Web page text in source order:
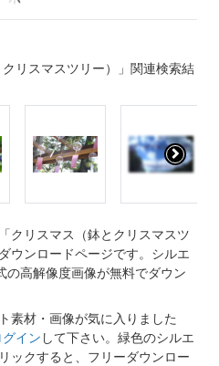
リスマスツリー）」関連検索結
クリスマス（鉢とクリスマスツ
ウンロードページです。シルエ
の高解像度画像が無料でダウン
素材・画像が気に入りました
イン して下さい。緑色のシルエ
ックすると、フリーダウンロー